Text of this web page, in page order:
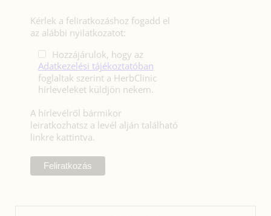
Kérlek a feliratkozáshoz fogadd el
az alábbi nyilatkozatot:
Hozzájárulok, hogy az
Adatkezelési tájékoztatóban
foglaltak szerint a HerbClinic
hírleveleket küldjön nekem.
A hírlevélről bármikor
leiratkozhatsz a levél alján található
linkre kattintva.